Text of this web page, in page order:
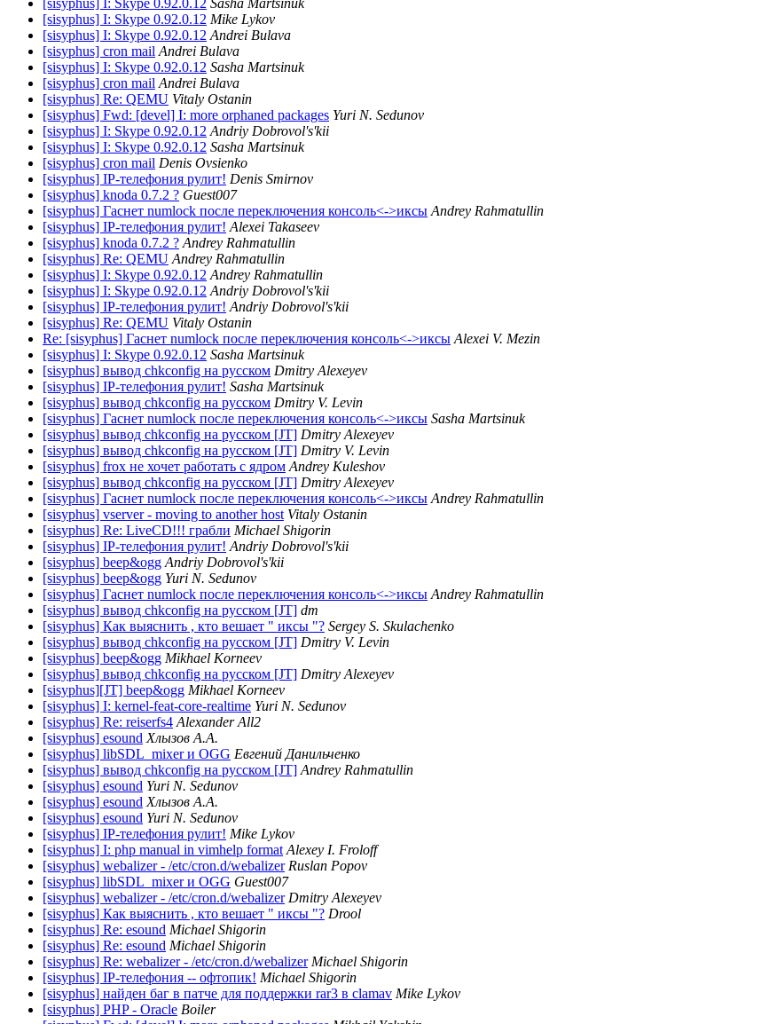
[sisyphus] I: Skype 0.92.0.12 Sasha Martsinuk
[sisyphus] I: Skype 0.92.0.12 Mike Lykov
[sisyphus] I: Skype 0.92.0.12 Andrei Bulava
[sisyphus] cron mail Andrei Bulava
[sisyphus] I: Skype 0.92.0.12 Sasha Martsinuk
[sisyphus] cron mail Andrei Bulava
[sisyphus] Re: QEMU Vitaly Ostanin
[sisyphus] Fwd: [devel] I: more orphaned packages Yuri N. Sedunov
[sisyphus] I: Skype 0.92.0.12 Andriy Dobrovol's'kii
[sisyphus] I: Skype 0.92.0.12 Sasha Martsinuk
[sisyphus] cron mail Denis Ovsienko
[sisyphus] IP-телефония рулит! Denis Smirnov
[sisyphus] knoda 0.7.2 ? Guest007
[sisyphus] Гаснет numlock после переключения консоль<->иксы Andrey Rahmatullin
[sisyphus] IP-телефония рулит! Alexei Takaseev
[sisyphus] knoda 0.7.2 ? Andrey Rahmatullin
[sisyphus] Re: QEMU Andrey Rahmatullin
[sisyphus] I: Skype 0.92.0.12 Andrey Rahmatullin
[sisyphus] I: Skype 0.92.0.12 Andriy Dobrovol's'kii
[sisyphus] IP-телефония рулит! Andriy Dobrovol's'kii
[sisyphus] Re: QEMU Vitaly Ostanin
Re: [sisyphus] Гаснет numlock после переключения консоль<->иксы Alexei V. Mezin
[sisyphus] I: Skype 0.92.0.12 Sasha Martsinuk
[sisyphus] вывод chkconfig на русском Dmitry Alexeyev
[sisyphus] IP-телефония рулит! Sasha Martsinuk
[sisyphus] вывод chkconfig на русском Dmitry V. Levin
[sisyphus] Гаснет numlock после переключения консоль<->иксы Sasha Martsinuk
[sisyphus] вывод chkconfig на русском [JT] Dmitry Alexeyev
[sisyphus] вывод chkconfig на русском [JT] Dmitry V. Levin
[sisyphus] frox не хочет работать с ядром Andrey Kuleshov
[sisyphus] вывод chkconfig на русском [JT] Dmitry Alexeyev
[sisyphus] Гаснет numlock после переключения консоль<->иксы Andrey Rahmatullin
[sisyphus] vserver - moving to another host Vitaly Ostanin
[sisyphus] Re: LiveCD!!! грабли Michael Shigorin
[sisyphus] IP-телефония рулит! Andriy Dobrovol's'kii
[sisyphus] beep&ogg Andriy Dobrovol's'kii
[sisyphus] beep&ogg Yuri N. Sedunov
[sisyphus] Гаснет numlock после переключения консоль<->иксы Andrey Rahmatullin
[sisyphus] вывод chkconfig на русском [JT] dm
[sisyphus] Как выяснить , кто вешает " иксы "? Sergey S. Skulachenko
[sisyphus] вывод chkconfig на русском [JT] Dmitry V. Levin
[sisyphus] beep&ogg Mikhael Korneev
[sisyphus] вывод chkconfig на русском [JT] Dmitry Alexeyev
[sisyphus][JT] beep&ogg Mikhael Korneev
[sisyphus] I: kernel-feat-core-realtime Yuri N. Sedunov
[sisyphus] Re: reiserfs4 Alexander All2
[sisyphus] esound Хлызов А.А.
[sisyphus] libSDL_mixer и OGG Евгений Данильченко
[sisyphus] вывод chkconfig на русском [JT] Andrey Rahmatullin
[sisyphus] esound Yuri N. Sedunov
[sisyphus] esound Хлызов А.А.
[sisyphus] esound Yuri N. Sedunov
[sisyphus] IP-телефония рулит! Mike Lykov
[sisyphus] I: php manual in vimhelp format Alexey I. Froloff
[sisyphus] webalizer - /etc/cron.d/webalizer Ruslan Popov
[sisyphus] libSDL_mixer и OGG Guest007
[sisyphus] webalizer - /etc/cron.d/webalizer Dmitry Alexeyev
[sisyphus] Как выяснить , кто вешает " иксы "? Drool
[sisyphus] Re: esound Michael Shigorin
[sisyphus] Re: esound Michael Shigorin
[sisyphus] Re: webalizer - /etc/cron.d/webalizer Michael Shigorin
[sisyphus] IP-телефония -- офтопик! Michael Shigorin
[sisyphus] найден баг в патче для поддержки rar3 в clamav Mike Lykov
[sisyphus] PHP - Oracle Boiler